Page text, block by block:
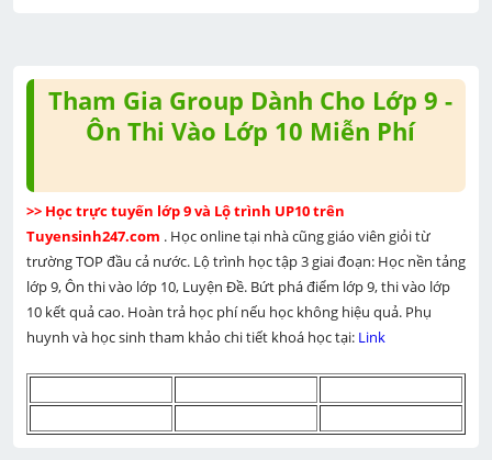
Tham Gia Group Dành Cho Lớp 9 -
Ôn Thi Vào Lớp 10 Miễn Phí
>> Học trực tuyến lớp 9 và Lộ trình UP10 trên
Tuyensinh247.com . Học online tại nhà cũng giáo viên giỏi từ
trường TOP đầu cả nước. Lộ trình học tập 3 giai đoạn: Học nền tảng
lớp 9, Ôn thi vào lớp 10, Luyện Đề. Bứt phá điểm lớp 9, thi vào lớp
10 kết quả cao. Hoàn trả học phí nếu học không hiệu quả. Phụ
huynh và học sinh tham khảo chi tiết khoá học tại: Link